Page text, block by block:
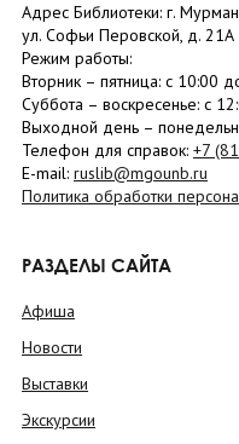
Адрес Библиотеки: г.
ул. Софьи Перовской, д. 21А
Режим работы:
Вторник – пятница: с 10:00
Суббота – воскресенье: c
Выходной день –
Телефон для справок: +7
E-mail: ruslib@mgounb.ru
Политика обработки
РАЗДЕЛЫ САЙТА
Афиша
Новости
Выставки
Экскурсии